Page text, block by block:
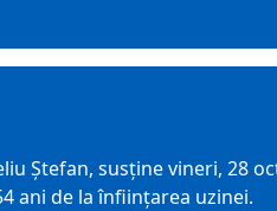
Ștefan, susține vineri, 28
ani de la înființarea uzinei.